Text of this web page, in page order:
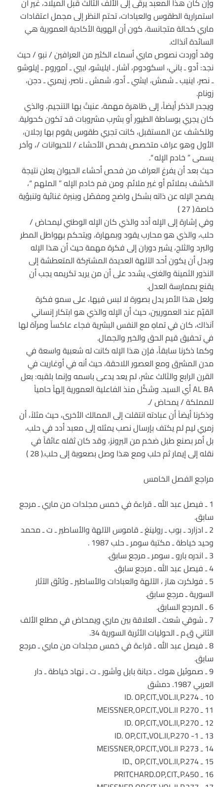
وإن كان هذا المعبد يرقى إلى الألف الثالث قبل الميلاد، غير أن
استمرارية الطقوس والعبادات، تحتم النظر إلى مجمل اعتقادات
ماري كحالة متجانسة، كون أن الهوية الأكادية العمورية هي
السائدة آنذاك.
وقد أوردت نصوص ماري أسماء الكثير من العرافين / نبو / حيث
نجد: أدو ـ باني، اسكودوم، آشار ـ ايليشو، ايبي ـ آموروم ـ إيلوشو
ـ نصر، اينيب ـ شمش، ايشي ـ أدو، شمش ـ ناصر، زيمري ـ دجن،
زونام.
ويجدر الذكر أيضاً، إلى ظاهرة مهمة، عنيتُ بها التنجيم، والذي
كان يجري بوساطة الطيور أو بشرب مشروبات قد تكون كحولية.
وللكشف عن المستقبل، كانت تجري طقوس يقوم بها رجلان،
الأول وهو عراف متخصص بفحص الأحشاء / للحيوانات /، وآخر
يسمى ” خادم الإله “.
حيث بعد أن يفرغ العراف من فحص أحشاء الحيوان يعلن نتيجة
الكشف بملائم أو غير ملائم. ومن فم خادم الإله ” الملهم “،
يفصح الإله عن ذاته بشكل واضح ومفصّل وبنبرة غنائية وتنبؤية
خاصة.( 27 )
وفي إشارة إلى الإله أدد والذي كان الإله الوطني ليمحاض /
حلب، والذي هو محارب يقود وبمهارة، ويتحكم بهواطل المطر
والبرد والثلج، يشير دوران إلى فكرة مهمة حيث أن هذا الإله
وبدل أن يكون أحد الآلهة العديدة المشتركة المتعطشة إلى
النذور الثمينة والغنى، يشدد على أن من يريد تكريمه يجب أن
يقنع بممارسة العدل.
ولعل هذا الأمر يدل بصورة لا لبس فيها، على سمو فكرة
القيّم عند العموريين، حيث أن الإله والذي هو ابتكار إنساني
آنذاك، كان في تماهٍ مع النفس البشرية فجاء عاكساً ومرآة لها
في تحقيق قيم الحق والخير والجمال.
وكما ذكرنا سابقاً، فإن هذا الإله كانت له شعبية واسعة في
مدن المشرق ومع العصور اللاحقة، حيث أنه في أوغاريت في
القرن الرابع والثالث عشر، لم يعد يدعى باسمه وإنما بلقبه: بعل
AL BA أي السيد. وشكّل منذ الفاعلية العمورية إلهاً حامياً
للمملكة / يمحاض /.
وذكرنا أيضاً أن عبادته انتقلت إلى الممالك الأخرى، حيث مثلاً، أن
زمري ليم لم يكتف بإرسال نصب يمثله إلى معبد أدد في حلب،
بل أمر بصنع طبل ضخم من البرونز، وقد كان ثقله عائقاً في
نقله إلى إيمار ثم حلب ومع هذا وصل بصعوبة إلى حلب.( 28 )
مراجع الفصل الخامس
1 ـ فيصل عبد الله ـ قراءة في خمس مجلدات من ماري ـ مرجع
سابق.
2 ـ ادزارد ـ بوب ـ رولينغ ـ قاموس الآلهة والأساطير ـ ت ـ محمد
وحيد خياطة ـ مكتبة سومر ـ حلب 1987 .
3 ـ اندره بارو ـ سومر ـ مرجع سابق.
4 ـ فيصل عبد الله ـ مرجع سابق.
5 ـ فولكرت هاز ، الآلهة والعبادات والأساطير ـ وثائق الآثار
السورية ـ مرجع سابق.
6 ـ المرجع السابق.
7 ـ شوقي شعث ـ العلاقة بين ماري ويمحاض في مطلع الألف
الثاني ق.م ـ الحوليات الأثرية السورية 34.
8 ـ فيصل عبد الله ـ قراءة في خمس مجلدات من ماري ـ مرجع
سابق.
9 ـ صموئيل هوك ـ ديانة بابل وآشور ـ ت ـ نهاد خياطة ـ دار
العربي 1987. دمشق
10 ـ ID. OP,CIT.,VOL.II,P.274
11 ـ MEISSNER,OP.CIT.,VOL.II P.270
12 ـ ID. OP,CIT.,VOL.II,P.270
13 ـ ID. OP,CIT.,VOL.II,P.270 -1
14 ـ MEISSNER,OP.CIT.,VOL.II P.273
15 ـ ID., OP,CIT.,VOL.II,P.274
16 ـ PRITCHARD.OP,CIT.,P.450